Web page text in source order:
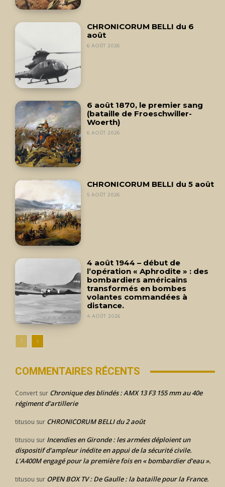
CHRONICORUM BELLI du 6
août
6 AOÛT 2026
6 août 1870, le premier sang
(bataille de Froeschwiller-
Woerth)
6 AOÛT 2026
CHRONICORUM BELLI du 5 août
5 AOÛT 2026
4 août 1944 – début de
l’opération « Aphrodite » : des
bombardiers américains
transformés en bombes
volantes commandées à
distance.
4 AOÛT 2026
COMMENTAIRES RÉCENTS
Convert sur Chronique des blindés : AMX 13 F3 155 mm au 40e
régiment d’artillerie
titusou sur CHRONICORUM BELLI du 2 août
titusou sur Incendies en Gironde : les armées déploient un
dispositif d’ampleur inédite en appui de la sécurité civile.
L’A400M engagé pour la première fois en « bombardier d’eau ».
titusou sur OPEN BOX TV : De Gaulle : la bataille pour la France.